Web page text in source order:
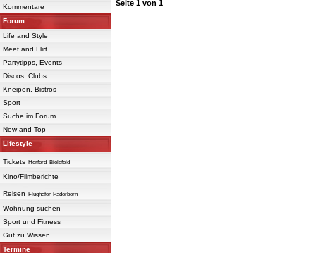
Kommentare
Forum
Life and Style
Meet and Flirt
Partytipps, Events
Discos, Clubs
Kneipen, Bistros
Sport
Suche im Forum
New and Top
Lifestyle
Tickets Herford Bielefeld
Kino/Filmberichte
Reisen Flughafen Paderborn
Wohnung suchen
Sport und Fitness
Gut zu Wissen
Termine
Seite 1 von 1